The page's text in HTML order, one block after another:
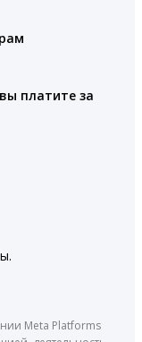
платите за
Meta Platforms